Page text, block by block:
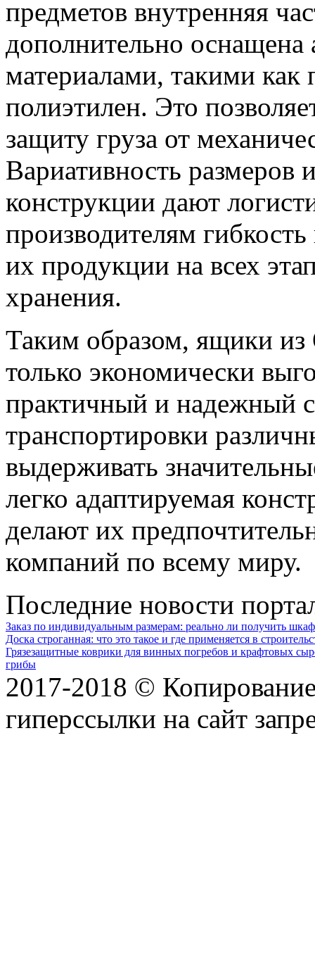
предметов внутренняя
дополнительно
материалами, такими как
полиэтилен. Это
защиту груза от
Вариативность размеров
конструкции дают
производителям
их продукции на всех
хранения.
Таким образом, ящики из
только экономически
практичный и надежный
транспортировки
выдерживать
легко адаптируемая
делают их
компаний по всему миру.
Последние новости
Заказ по индивидуальным размерам: реально ли получить
Доска строганная: что это такое и где применяется в
Грязезащитные коврики для винных погребов и крафтовых
грибы
2017-2018 ©
гиперссылки на сайт